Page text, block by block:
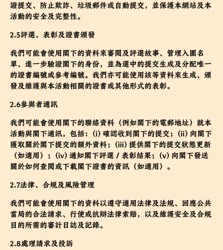
證提交、防止欺詐、垃圾郵件或自動提交，並保護本網站及本
活動的安全及完整性。
2.5評選、表彰及證書頒發
我們可能會使用閣下的資料來審閱及評選故事、管理入圍名
單、進一步驗證閣下的身份，並為選中的提交生成及分配唯一
的證書編號或參考編號。我們亦可能使用該等資料來生成、頒
發及維護與本活動相關的證書或其他形式的表彰。
2.6參與者通訊
我們可能會使用閣下的聯絡資料（例如閣下的電郵地址）就本
活動與閣下通訊，包括：(i) 確認收到閣下的提交；(ii) 向閣下
獲取關於閣下提交的額外資料；(iii) 提供閣下的提交狀態更新
（如適用）；(iv) 通知閣下評選／表彰結果；(v) 向閣下發送
關於如何查閱或下載閣下證書的資訊（如適用）。
2.7法律、合規及風險管理
我們可能會使用閣下的資料以遵守適用法律及法規、回應公共
當局的合法請求、行使或抗辯法律索賠，以及維護安全及合規
目的所需的審計日誌及記錄。
2.8處理請求及投訴